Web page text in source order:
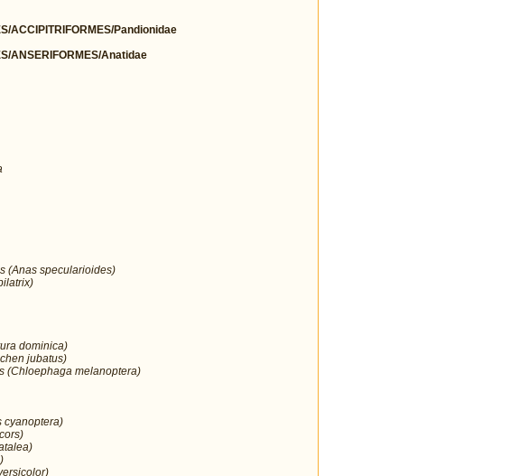
ACCIPITRIFORMES/Pandionidae
ANSERIFORMES/Anatidae
(Anas specularioides)
dominica)
jubatus)
(Chloephaga melanoptera)
cyanoptera)